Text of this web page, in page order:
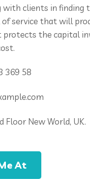
with clients in
of service that will
protects the capital
369 58
Floor New World, UK.
At